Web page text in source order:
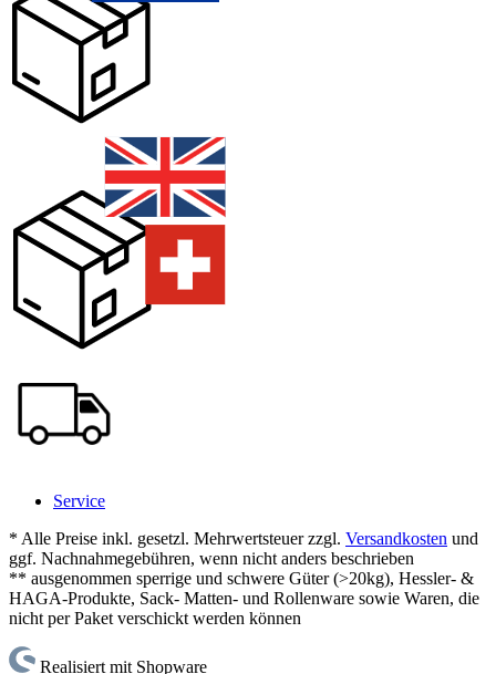
Service
* Alle Preise inkl. gesetzl. Mehrwertsteuer zzgl. Versandkosten und
ggf. Nachnahmegebühren, wenn nicht anders beschrieben
** ausgenommen sperrige und schwere Güter (>20kg), Hessler- &
HAGA-Produkte, Sack- Matten- und Rollenware sowie Waren, die
nicht per Paket verschickt werden können
Realisiert mit Shopware